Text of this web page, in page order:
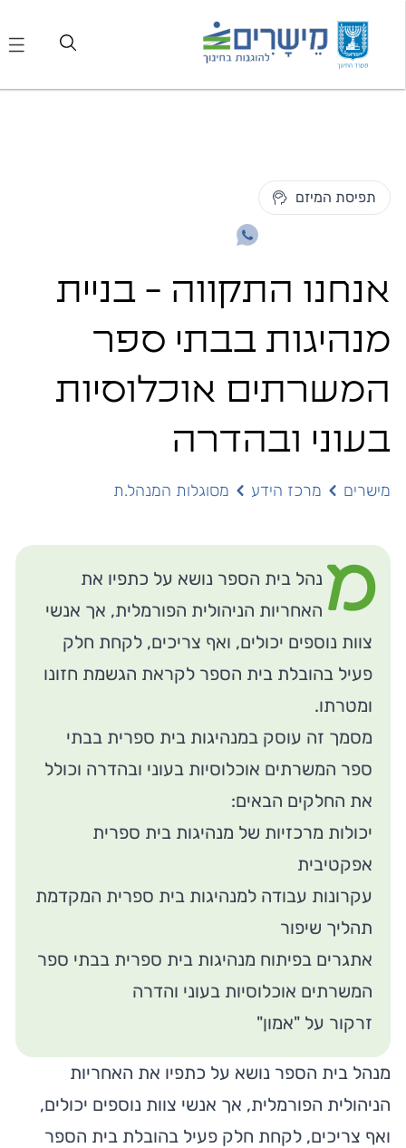
תפיסת המיזם
אנחנו התקווה - בניית
מנהיגות בבתי ספר
המשרתים אוכלוסיות
בעוני ובהדרה
מישרים מרכז הידע מסוגלות המנהל.ת
מ נהל בית הספר נושא על כתפיו את
האחריות הניהולית הפורמלית, אך אנשי
צוות נוספים יכולים, ואף צריכים, לקחת חלק
פעיל בהובלת בית הספר לקראת הגשמת חזונו
ומטרתו.
מסמך זה עוסק במנהיגות בית ספרית בבתי
ספר המשרתים אוכלוסיות בעוני ובהדרה וכולל
את החלקים הבאים:
יכולות מרכזיות של מנהיגות בית ספרית
אפקטיבית
עקרונות עבודה למנהיגות בית ספרית המקדמת
תהליך שיפור
אתגרים בפיתוח מנהיגות בית ספרית בבתי ספר
המשרתים אוכלוסיות בעוני והדרה
זרקור על "אמון"
מנהל בית הספר נושא על כתפיו את האחריות
הניהולית הפורמלית, אך אנשי צוות נוספים יכולים,
ואף צריכים, לקחת חלק פעיל בהובלת בית הספר